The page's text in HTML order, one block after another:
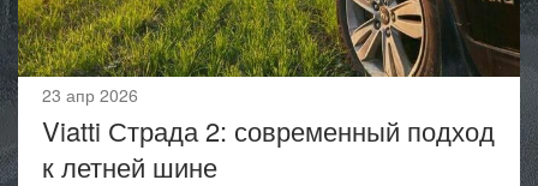
23 апр 2026
Viatti Страда 2: современный подход
к летней шине